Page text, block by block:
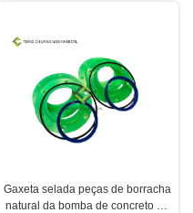
Gaxeta selada peças de borracha
natural da bomba de concreto de